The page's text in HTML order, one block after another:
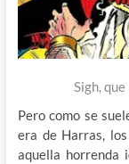
Sigh,
Pero como se
era de Harras, los
aquella horrenda